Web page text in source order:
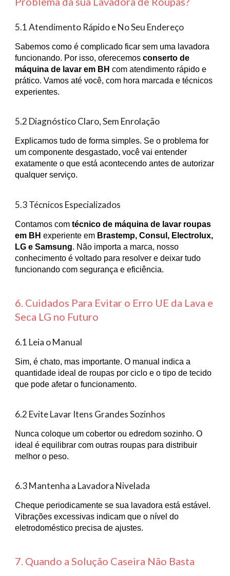
5.1 Atendimento Rápido e No Seu Endereço
Sabemos como é complicado ficar sem uma lavadora
funcionando. Por isso, oferecemosconserto de
máquina de lavar em BH com atendimento rápido e
prático. Vamos até você, com hora marcada e técnicos
experientes.
5.2 Diagnóstico Claro, Sem Enrolação
Explicamos tudo de forma simples. Se o problema for
um componente desgastado, você vai entender
exatamente o que está acontecendo antes de autorizar
qualquer serviço.
5.3 Técnicos Especializados
Contamos comtécnico de máquina de lavar roupas
em BH experiente em Brastemp, Consul, Electrolux,
LG e Samsung. Não importa a marca, nosso
conhecimento é voltado para resolver e deixar tudo
funcionando com segurança e eficiência.
6. Cuidados Para Evitar o Erro UE da Lava e
Seca LG no Futuro
6.1 Leia o Manual
Sim, é chato, mas importante. O manual indica a
quantidade ideal de roupas por ciclo e o tipo de tecido
que pode afetar o funcionamento.
6.2 Evite Lavar Itens Grandes Sozinhos
Nunca coloque um cobertor ou edredom sozinho. O
ideal é equilibrar com outras roupas para distribuir
melhor o peso.
6.3 Mantenha a Lavadora Nivelada
Cheque periodicamente se sua lavadora está estável.
Vibrações excessivas indicam que o nível do
eletrodoméstico precisa de ajustes.
7. Quando a Solução Caseira Não Basta